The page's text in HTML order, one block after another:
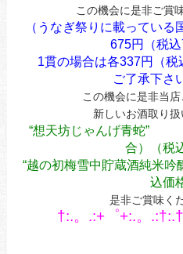
この機会に是非ご賞
（うなぎ祭りに載ってい
675円（税込
1貫の場合は各337円（税
ご了承下さ
この機会に是非当店
新しいお酒取り扱
“想天坊じゃんげ
合）（税
“越の初梅雪中貯蔵酒純米
込価
是非ご賞味く
†:.。.:+゜+:.。